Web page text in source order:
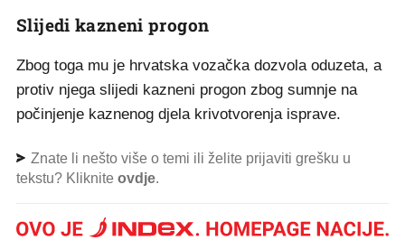
Slijedi kazneni progon
Zbog toga mu je hrvatska vozačka dozvola oduzeta, a
protiv njega slijedi kazneni progon zbog sumnje na
počinjenje kaznenog djela krivotvorenja isprave.
Znate li nešto više o temi ili želite prijaviti grešku u
tekstu? Kliknite ovdje.